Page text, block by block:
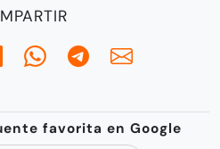
favorita en Google